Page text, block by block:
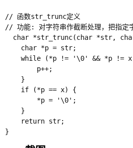
// 函数str_trunc定义
// 功能: 对字符串作截断处理，把指定
char *str_trunc(char *str,
    char *p = str;
while (*p != '\0' && *p !=
        p++;
    }
    if (*p == x) {
        *p = '\0';
    }
    return str;